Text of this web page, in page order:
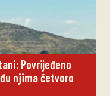
Povrijeđeno
njima četvoro